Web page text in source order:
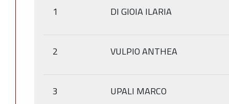
1 DI GIOIA ILARIA
2 VULPIO ANTHEA
3 UPALI MARCO